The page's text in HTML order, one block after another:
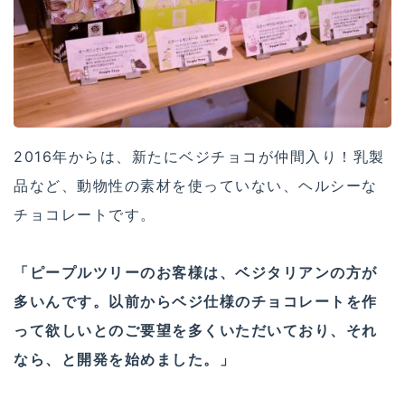
2016年からは、新たにベジチョコが仲間入り！乳製
品など、動物性の素材を使っていない、ヘルシーな
チョコレートです。
「ピープルツリーのお客様は、ベジタリアンの方が
多いんです。以前からベジ仕様のチョコレートを作
って欲しいとのご要望を多くいただいており、それ
なら、と開発を始めました。」